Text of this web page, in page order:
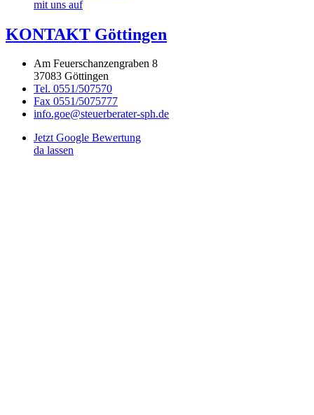
mit uns auf
KONTAKT Göttingen
Am Feuerschanzengraben 8
37083 Göttingen
Tel. 0551/507570
Fax 0551/5075777
info.goe@steuerberater-sph.de
Jetzt Google Bewertung
da lassen